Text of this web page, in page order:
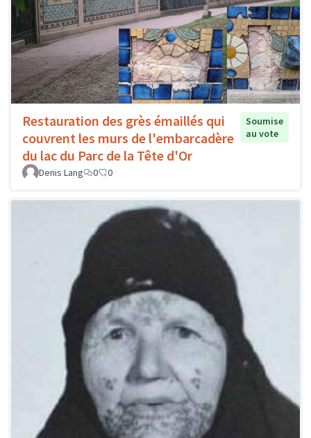
Restauration des grès émaillés qui
couvrent les murs de l'embarcadère
du lac du Parc de la Tête d'Or
Soumise
au vote
Denis Lang 0 0